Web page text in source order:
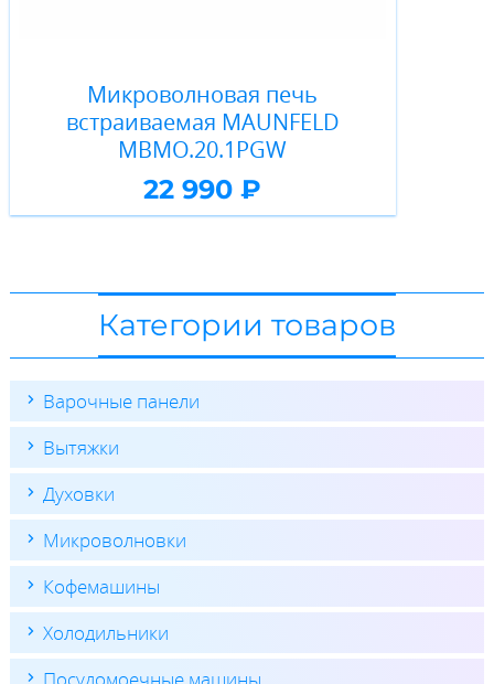
Микроволновая печь
встраиваемая MAUNFELD
MBMO.20.1PGW
22 990 ₽
Категории товаров
Варочные панели
Вытяжки
Духовки
Микроволновки
Кофемашины
Холодильники